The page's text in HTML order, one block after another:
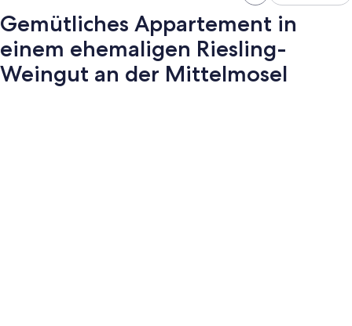
Gemütliches Appartement in
einem ehemaligen Riesling-
Weingut an der Mittelmosel